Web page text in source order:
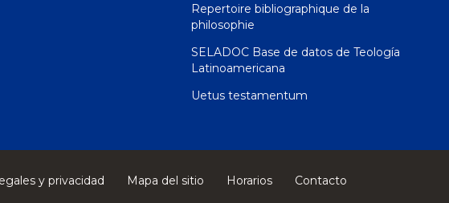
Repertoire bibliographique de la
philosophie
SELADOC Base de datos de Teología
Latinoamericana
Uetus testamentum
y privacidad Mapa del sitio Horarios
Contacto